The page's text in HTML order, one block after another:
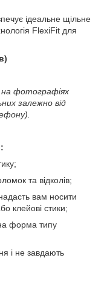
ідеальне щільне
FlexiFit для
на фотографіях
залежно від
та відколів;
вам носити
клейові стики;
форма типу
і не завдають